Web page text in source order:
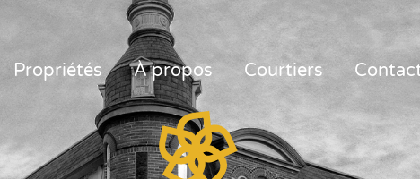
Propriétés À propos Courtiers